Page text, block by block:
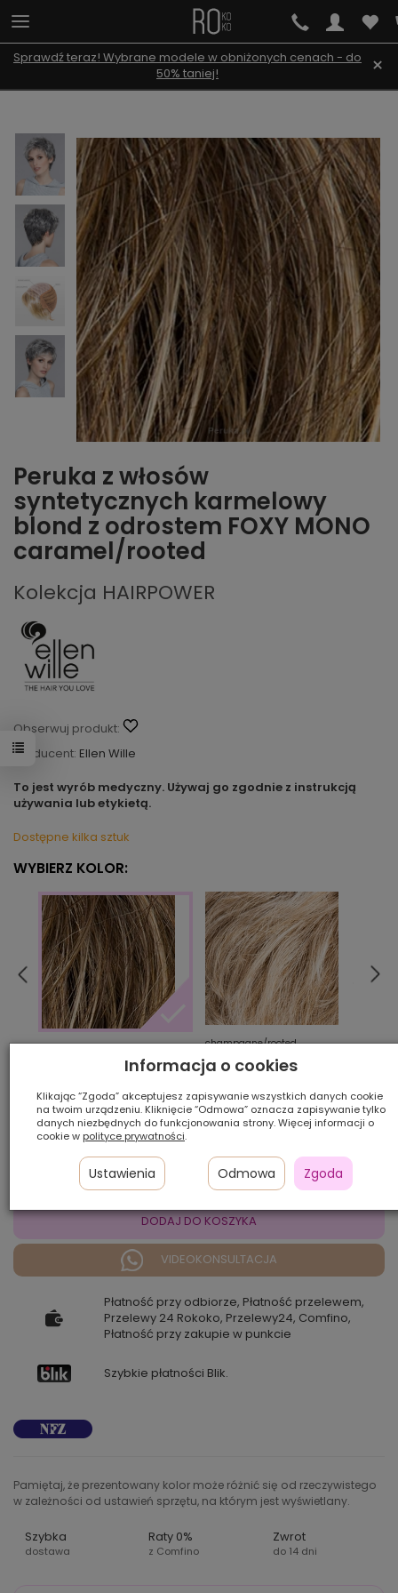
Sprawdź teraz! Wybrane modele w obniżonych cenach - do
50% taniej!
×
Peruka z włosów
syntetycznych karmelowy
blond z odrostem FOXY MONO
caramel/rooted
Kolekcja HAIRPOWER
Obserwuj produkt:
Producent: Ellen Wille
To jest wyrób medyczny. Używaj go zgodnie z instrukcją
używania lub etykietą.
Dostępne kilka sztuk
WYBIERZ KOLOR:
champagne/rooted
Ilość szt.:
1 800,00 zł
DODAJ DO KOSZYKA
VIDEOKONSULTACJA
Płatność przy odbiorze, Płatność przelewem,
Przelewy 24 Rokoko, Przelewy24, Comfino,
Płatność przy zakupie w punkcie
Szybkie płatności Blik.
Pamiętaj, że prezentowany kolor może różnić się od rzeczywistego
w zależności od ustawień sprzętu, na którym jest wyświetlany.
Szybka
dostawa
Raty 0%
z Comfino
Zwrot
do 14 dni
Informacja o cookies
Klikając “Zgoda” akceptujesz zapisywanie wszystkich danych cookie
na twoim urządzeniu. Kliknięcie “Odmowa” oznacza zapisywanie tylko
danych niezbędnych do funkcjonowania strony. Więcej informacji o
cookie w polityce prywatności.
Ustawienia Odmowa Zgoda